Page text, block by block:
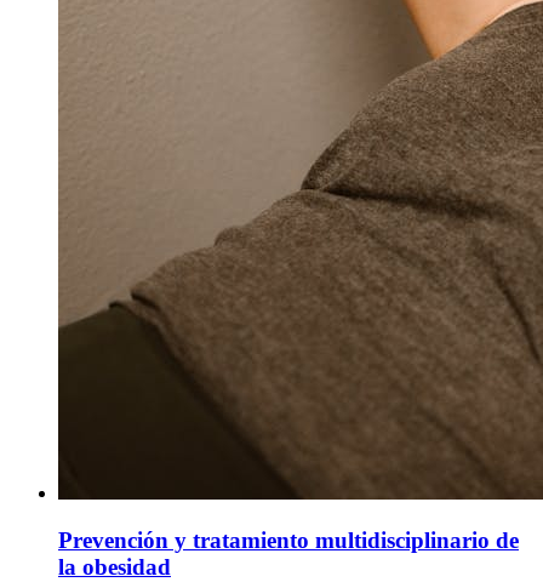
Prevención y tratamiento multidisciplinario de
la obesidad